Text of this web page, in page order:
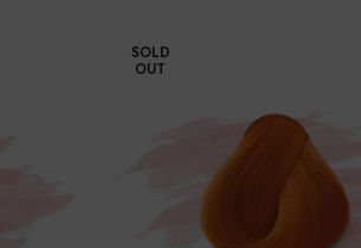
SOLD
OUT